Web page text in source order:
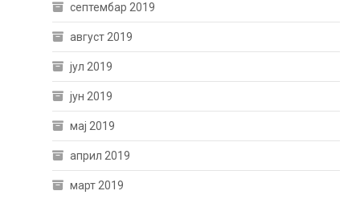
септембар 2019
август 2019
јул 2019
јун 2019
мај 2019
април 2019
март 2019